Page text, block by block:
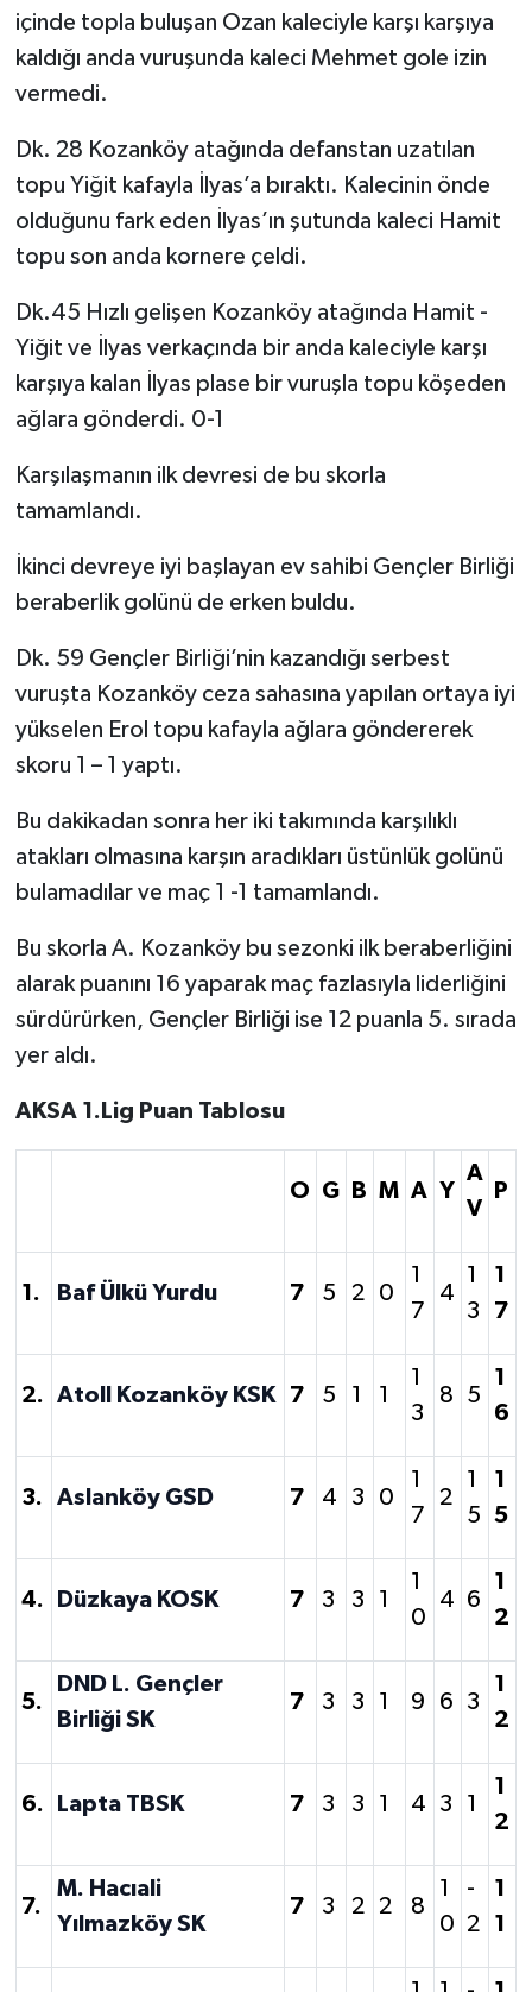
içinde topla buluşan Ozan kaleciyle karşı karşıya
kaldığı anda vuruşunda kaleci Mehmet gole izin
vermedi.
Dk. 28 Kozanköy atağında defanstan uzatılan
topu Yiğit kafayla İlyas’a bıraktı. Kalecinin önde
olduğunu fark eden İlyas’ın şutunda kaleci Hamit
topu son anda kornere çeldi.
Dk.45 Hızlı gelişen Kozanköy atağında Hamit -
Yiğit ve İlyas verkaçında bir anda kaleciyle karşı
karşıya kalan İlyas plase bir vuruşla topu köşeden
ağlara gönderdi. 0-1
Karşılaşmanın ilk devresi de bu skorla
tamamlandı.
İkinci devreye iyi başlayan ev sahibi Gençler Birliği
beraberlik golünü de erken buldu.
Dk. 59 Gençler Birliği’nin kazandığı serbest
vuruşta Kozanköy ceza sahasına yapılan ortaya iyi
yükselen Erol topu kafayla ağlara göndererek
skoru 1 – 1 yaptı.
Bu dakikadan sonra her iki takımında karşılıklı
atakları olmasına karşın aradıkları üstünlük golünü
bulamadılar ve maç 1 -1 tamamlandı.
Bu skorla A. Kozanköy bu sezonki ilk beraberliğini
alarak puanını 16 yaparak maç fazlasıyla liderliğini
sürdürürken, Gençler Birliği ise 12 puanla 5. sırada
yer aldı.
AKSA 1.Lig Puan Tablosu
O G B M A Y
A
V
P
1. Baf Ülkü Yurdu 7 5 2 0
1
7
4
1
3
1
7
2. Atoll Kozanköy KSK 7 5 1 1
1
3
8 5
1
6
3. Aslanköy GSD 7 4 3 0
1
7
2
1
5
1
5
4. Düzkaya KOSK 7 3 3 1
1
0
4 6
1
2
5.
DND L. Gençler
Birliği SK
7 3 3 1 9 6 3
1
2
6. Lapta TBSK 7 3 3 1 4 3 1
1
2
7.
M. Hacıali
Yılmazköy SK
7 3 2 2 8
1
0
-
2
1
1